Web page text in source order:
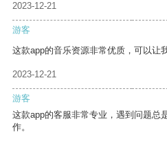
2023-12-21
游客
这款app的音乐资源非常优质，可以让
2023-12-21
游客
这款app的客服非常专业，遇到问题总
作。